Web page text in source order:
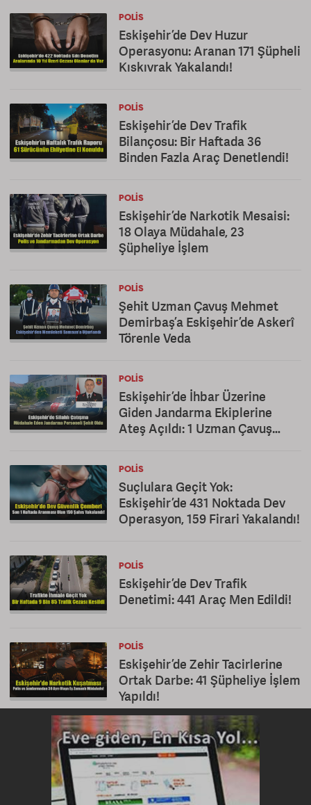
POLIS
Eskişehir’de Dev Huzur
Operasyonu: Aranan 171 Şüpheli
Kıskıvrak Yakalandı!
POLIS
Eskişehir’de Dev Trafik
Bilançosu: Bir Haftada 36
Binden Fazla Araç Denetlendi!
POLIS
Eskişehir’de Narkotik Mesaisi:
18 Olaya Müdahale, 23
Şüpheliye İşlem
POLIS
Şehit Uzman Çavuş Mehmet
Demirbaş’a Eskişehir’de Askerî
Törenle Veda
POLIS
Eskişehir’de İhbar Üzerine
Giden Jandarma Ekiplerine
Ateş Açıldı: 1 Uzman Çavuş
POLIS
Suçlulara Geçit Yok:
Eskişehir’de 431 Noktada Dev
Operasyon, 159 Firari Yakalandı!
POLIS
Eskişehir’de Dev Trafik
Denetimi: 441 Araç Men Edildi!
POLIS
Eskişehir’de Zehir Tacirlerine
Ortak Darbe: 41 Şüpheliye İşlem
Yapıldı!